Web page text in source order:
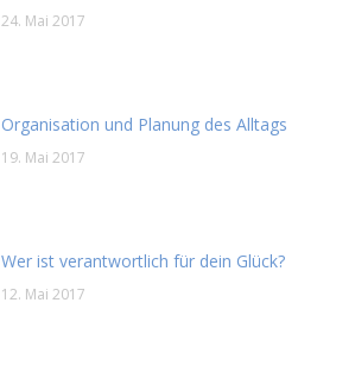
24. Mai 2017
Organisation und Planung des Alltags
19. Mai 2017
Wer ist verantwortlich für dein Glück?
12. Mai 2017